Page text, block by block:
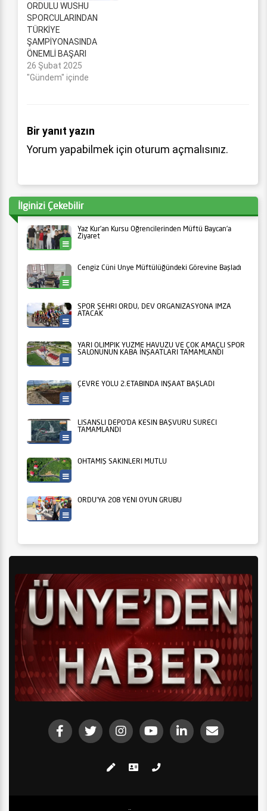
ORDULU WUSHU
SPORCULARINDAN
TÜRKİYE
ŞAMPİYONASINDA
ÖNEMLİ BAŞARI
26 Şubat 2025
"Gündem" içinde
Bir yanıt yazın
Yorum yapabilmek için oturum açmalısınız.
İlginizi Çekebilir
Yaz Kur’an Kursu Öğrencilerinden Müftü Baycan’a
Ziyaret
Cengiz Cüni Ünye Müftülüğündeki Görevine Başladı
SPOR ŞEHRİ ORDU, DEV ORGANİZASYONA İMZA
ATACAK
YARI OLİMPİK YÜZME HAVUZU VE ÇOK AMAÇLI SPOR
SALONUNUN KABA İNŞAATLARI TAMAMLANDI
ÇEVRE YOLU 2.ETABINDA İNŞAAT BAŞLADI
LİSANSLI DEPO’DA KESİN BAŞVURU SÜRECİ
TAMAMLANDI
OHTAMIŞ SAKİNLERİ MUTLU
ORDU’YA 208 YENİ OYUN GRUBU